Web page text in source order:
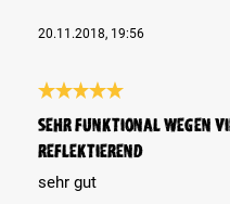
20.11.2018, 19:56
sehr funktional wegen
reflektierend
sehr gut